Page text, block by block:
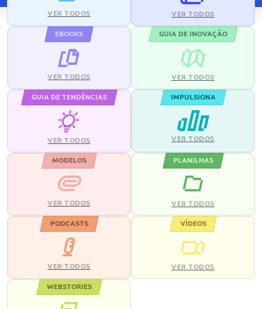
VER TODOS VER TODOS
EBOOKS
VER TODOS
GUIA DE INOVAÇÃO
VER TODOS
GUIA DE TENDÊNCIAS
VER TODOS
IMPULSIONA
VER TODOS
MODELOS
VER TODOS
PLANILHAS
VER TODOS
PODCASTS
VER TODOS
VÍDEOS
VER TODOS
WEBSTORIES